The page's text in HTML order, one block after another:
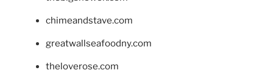
chimeandstave.com
greatwallseafoodny.com
theloverose.com